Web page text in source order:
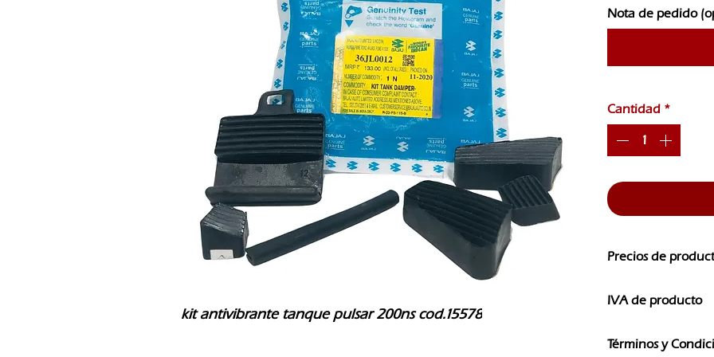
kit antivibrante tanque pulsar 200ns cod.15578
Nota de pedido
Cantidad *
Precios de
CAMBIOS SIN
IVA de producto
IVA
Términos y